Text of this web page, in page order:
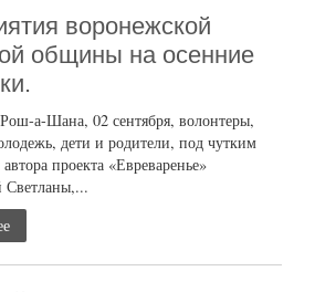
воронежской
общины на осенние
а-Шана, 02 сентября, волонтеры,
дети и родители, под чутким
проекта «Евреваренье»
Светланы,...